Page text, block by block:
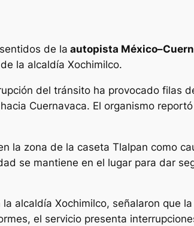
de la autopista
la alcaldía Xochimilco.
del tránsito ha provocado filas
Cuernavaca. El organismo
la zona de la caseta Tlalpan como
se mantiene en el lugar para dar
alcaldía Xochimilco, señalaron que
el servicio presenta